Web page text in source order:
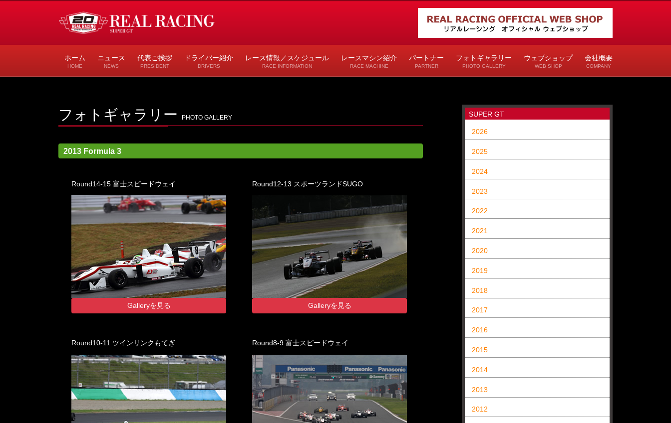
へ
ョ
ホーム
HOME
ニュース
NEWS
代表ご挨拶
PRESIDENT
ドライバー紹介
DRIVERS
レース情報／スケジュール
RACE INFORMATION
レースマシン紹介
RACE MACHINE
パートナー
PARTNER
フォトギャラリー
PHOTO GALLERY
ウェブショップ
WEB SHOP
会社概要
COMPANY
フォトギャラリー PHOTO GALLERY
2013 Formula 3
Round14-15 富士スピードウェイ
Galleryを見る
Round12-13 スポーツランドSUGO
Galleryを見る
Round10-11 ツインリンクもてぎ Round8-9 富士スピードウェイ
SUPER GT
2026
2025
2024
2023
2022
2021
2020
2019
2018
2017
2016
2015
2014
2013
2012